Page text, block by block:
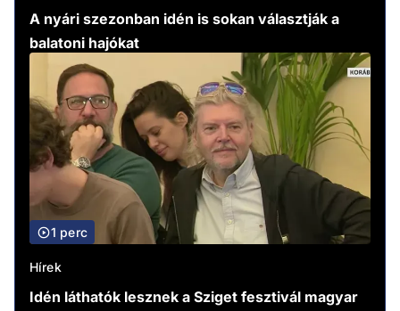
A nyári szezonban idén is sokan választják a
balatoni hajókat
1 perc
Hírek
Idén láthatók lesznek a Sziget fesztivál magyar